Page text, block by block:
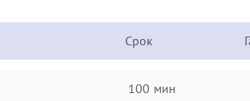
Срок
100 мин